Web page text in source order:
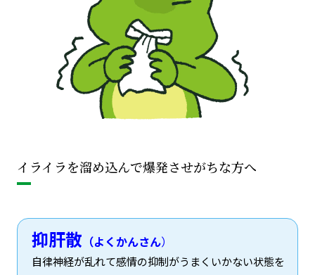
イライラを溜め込んで爆発させがちな方へ
抑肝散 （よくかんさん）
自律神経が乱れて感情の抑制がうまくいかない状態を